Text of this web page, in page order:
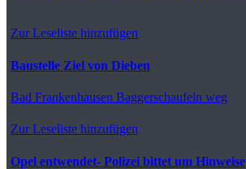
Zur Leseliste hinzufügen
Baustelle Ziel von Dieben
Bad Frankenhausen Baggerschaufeln weg
Zur Leseliste hinzufügen
Opel entwendet- Polizei bittet um Hinweise